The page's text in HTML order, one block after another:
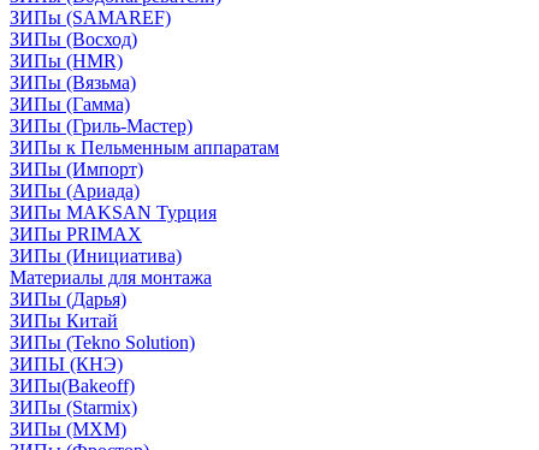
ЗИПы (SAMAREF)
ЗИПы (Восход)
ЗИПы (HMR)
ЗИПы (Вязьма)
ЗИПы (Гамма)
ЗИПы (Гриль-Мастер)
ЗИПы к Пельменным аппаратам
ЗИПы (Импорт)
ЗИПы (Ариада)
ЗИПы MAKSAN Турция
ЗИПы PRIMAX
ЗИПы (Инициатива)
Материалы для монтажа
ЗИПы (Дарья)
ЗИПы Китай
ЗИПы (Tekno Solution)
ЗИПЫ (КНЭ)
ЗИПы(Bakeoff)
ЗИПы (Starmix)
ЗИПы (МХМ)